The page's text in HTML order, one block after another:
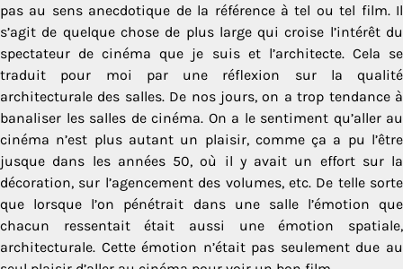
pas au sens anecdotique de la référence à tel ou tel film. Il
s’agit de quelque chose de plus large qui croise l’intérêt du
spectateur de cinéma que je suis et l’architecte. Cela se
traduit pour moi par une réflexion sur la qualité
architecturale des salles. De nos jours, on a trop tendance à
banaliser les salles de cinéma. On a le sentiment qu’aller au
cinéma n’est plus autant un plaisir, comme ça a pu l’être
jusque dans les années 50, où il y avait un effort sur la
décoration, sur l’agencement des volumes, etc. De telle sorte
que lorsque l’on pénétrait dans une salle l’émotion que
chacun ressentait était aussi une émotion spatiale,
architecturale. Cette émotion n’était pas seulement due au